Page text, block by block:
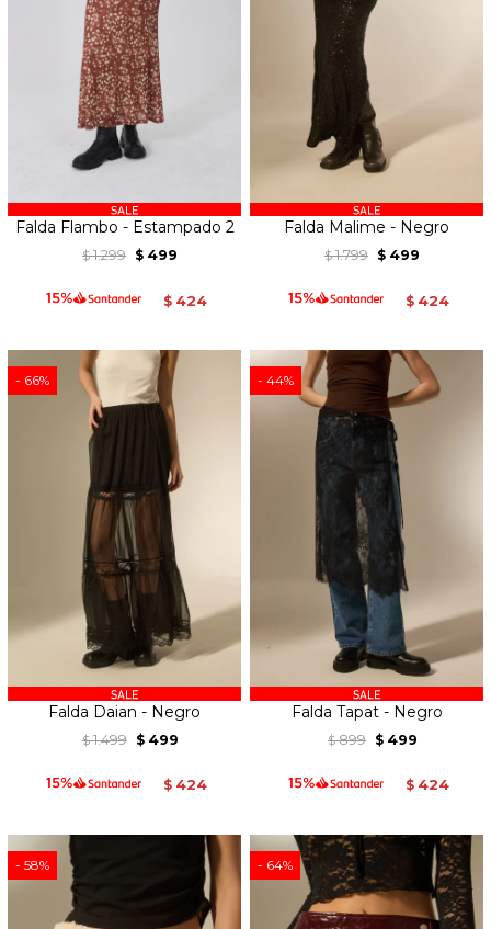
Falda Flambo - Estampado 2
$ 1.299 $ 499
$ 424
Falda Malime - Negro
$ 1.799 $ 499
$ 424
66
Falda Daian - Negro
$ 1.499 $ 499
$ 424
44
Falda Tapat - Negro
$ 899 $ 499
$ 424
58 64